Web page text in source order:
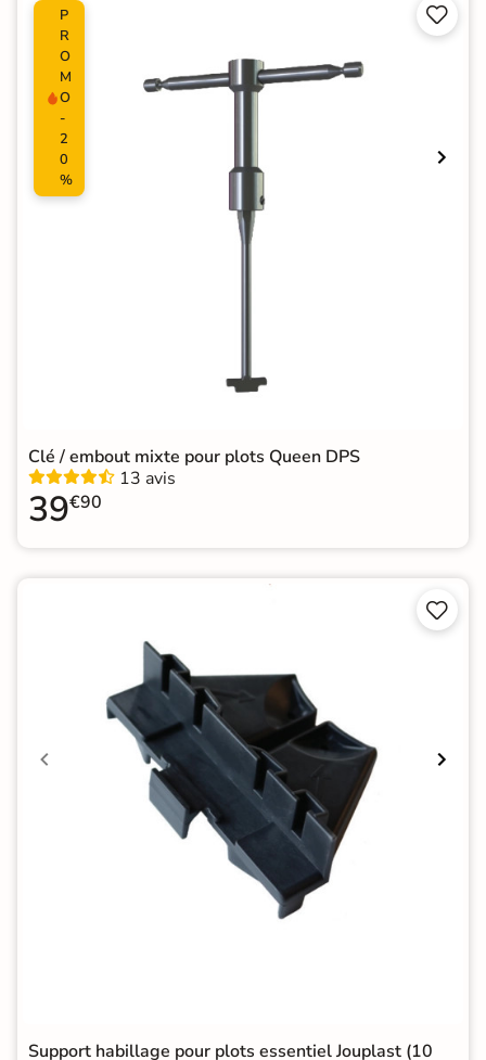
P
R
O
M
O
-
2
0
%


Clé / embout mixte pour plots Queen DPS
13 avis
39€90


Support habillage pour plots essentiel Jouplast (10